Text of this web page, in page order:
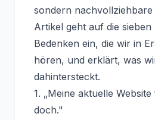
sondern nachvollziehbare
Artikel geht auf die sieben
Bedenken ein, die wir in
hören, und erklärt, was
dahintersteckt.
1. „Meine aktuelle
doch."